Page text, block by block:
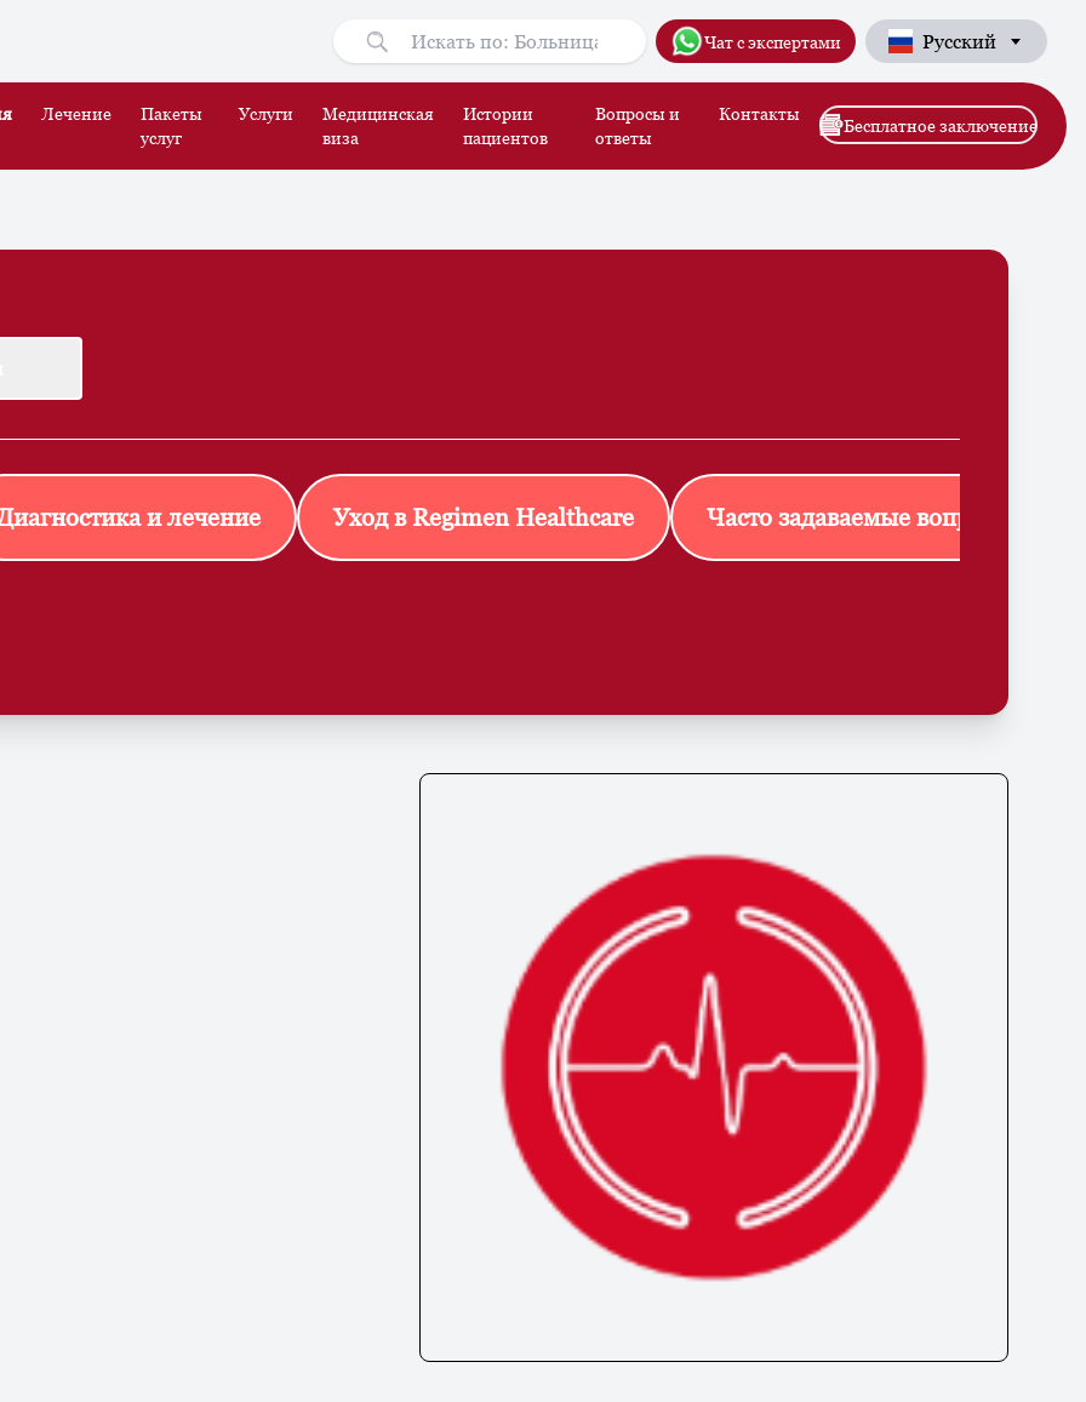
Чат с экспертами Русский
Лечение
Пакеты
услуг
Услуги
Медицинская
виза
Истории
пациентов
Вопросы и
ответы
Контакты
Бесплатное заключение
и лечение Уход в Regimen Healthcare Часто задаваемые вопросы